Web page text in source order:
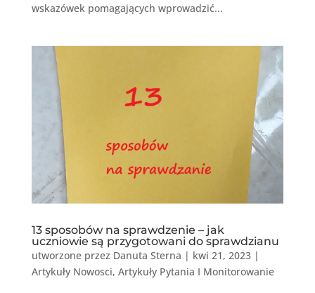
wskazówek pomagających wprowadzić...
13 sposobów na sprawdzenie – jak
uczniowie są przygotowani do sprawdzianu
utworzone przez Danuta Sterna | kwi 21, 2023|
Artykuły Nowosci, Artykuły Pytania I Monitorowanie